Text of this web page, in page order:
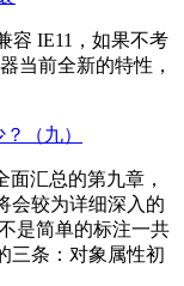
容 IE11，如果不考
当前全新的特性，
（九）
面汇总的第九章，
会较为详细深入的
是简单的标注一共
三条：对象属性初